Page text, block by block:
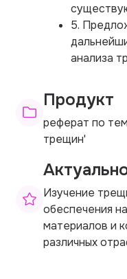
5.
анализа
Продукт
реферат по
трещин'
Изучение
обеспечения
материалов и
различных